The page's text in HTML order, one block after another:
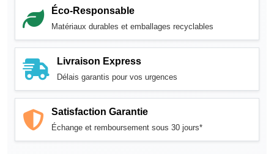
Éco-Responsable
Matériaux durables et emballages recyclables
Livraison Express
Délais garantis pour vos urgences
Satisfaction Garantie
Échange et remboursement sous 30 jours*